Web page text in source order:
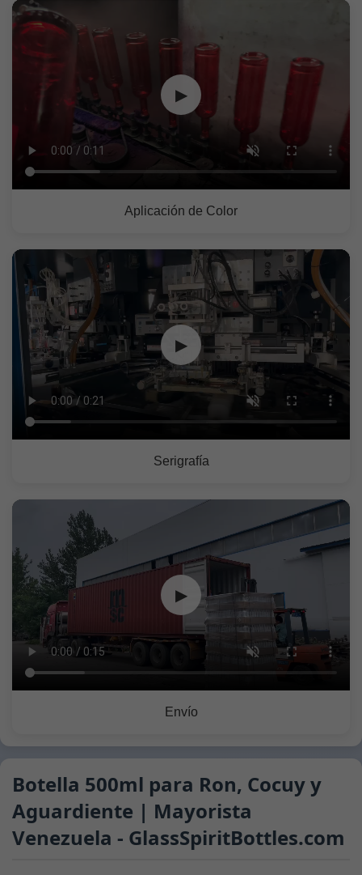
▶
Aplicación de Color
▶
Serigrafía
▶
Envío
Botella 500ml para Ron, Cocuy y
Aguardiente | Mayorista
Venezuela - GlassSpiritBottles.com